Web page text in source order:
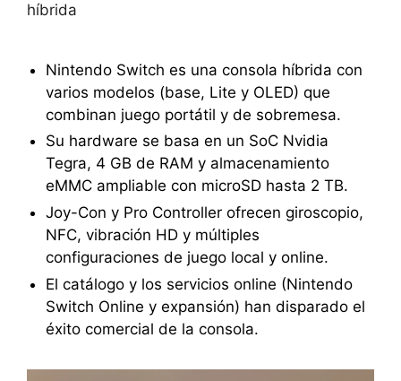
híbrida
Nintendo Switch es una consola híbrida con
varios modelos (base, Lite y OLED) que
combinan juego portátil y de sobremesa.
Su hardware se basa en un SoC Nvidia
Tegra, 4 GB de RAM y almacenamiento
eMMC ampliable con microSD hasta 2 TB.
Joy-Con y Pro Controller ofrecen giroscopio,
NFC, vibración HD y múltiples
configuraciones de juego local y online.
El catálogo y los servicios online (Nintendo
Switch Online y expansión) han disparado el
éxito comercial de la consola.